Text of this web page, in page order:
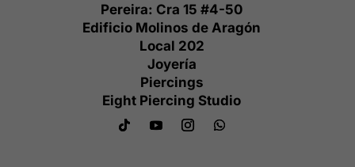
Pereira: Cra 15 #4-50
Edificio Molinos de Aragón
Local 202
Joyería
Piercings
Eight Piercing Studio